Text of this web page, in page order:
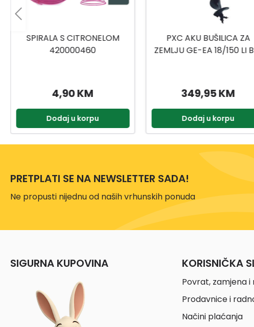
PXC AKU BUŠILICA ZA
ZEMLJU GE-EA 18/150 LI BL-
349,95 KM
Dodaj u korpu
MOTORNA KOSA S
ZA KOŠNJU FS 55 NIT AC
626,00 KM
Dodaj u korpu
PRETPLATI SE NA NEWSLETTER SADA!
Ne propusti nijednu od naših vrhunskih ponuda
SIGURNA KUPOVINA KORISNIČKA
Povrat, zamjena
Prodavnice i
Načini plaćanja